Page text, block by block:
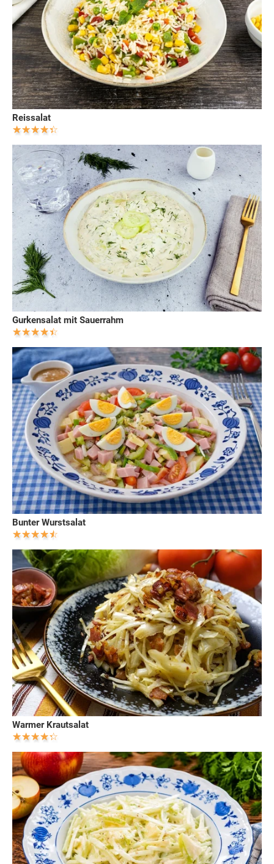
Reissalat
Gurkensalat mit Sauerrahm
Bunter Wurstsalat
Warmer Krautsalat